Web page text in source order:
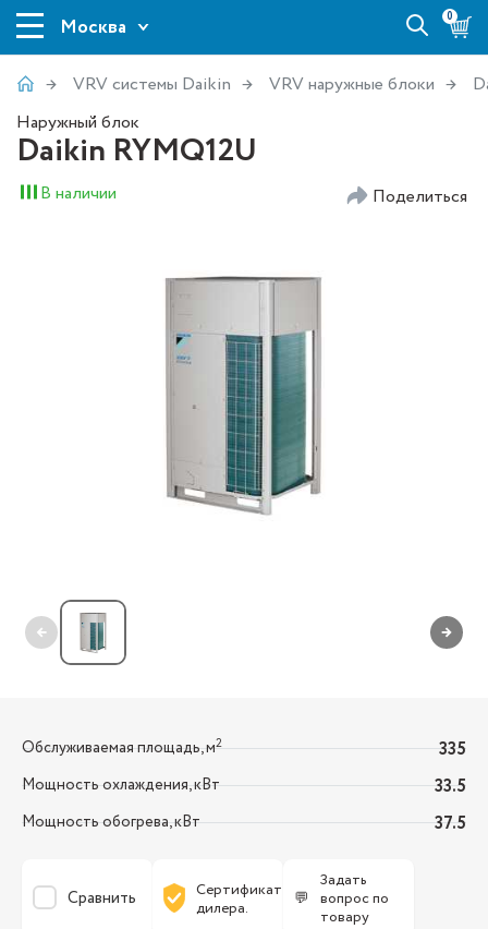
Москва 0
VRV системы Daikin VRV наружные блоки
Наружный блок
Daikin RYMQ12U
В наличии Поделиться
← →
Обслуживаемая площадь, м2 335
Мощность охлаждения, кВт 33.5
Мощность обогрева, кВт 37.5
Сравнить
Сертификат
дилера.
💬
Задать
вопрос по
товару